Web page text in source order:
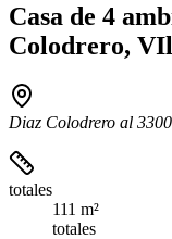
Casa de 4
Colodrero,
Diaz Colodrero al 3300
totales
111 m²
totales